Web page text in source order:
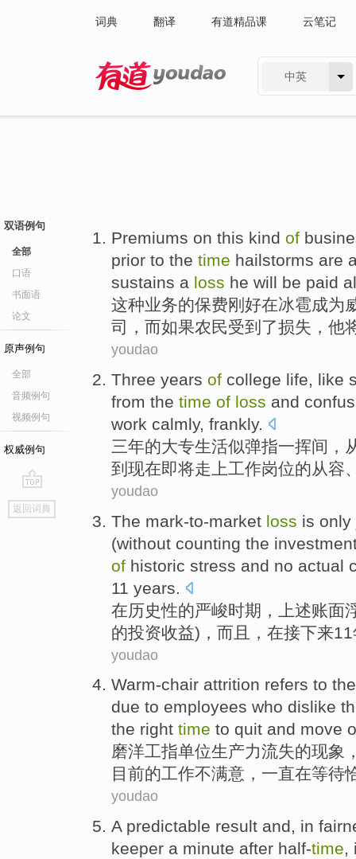
词典 翻译 有道精品课 云笔记
中英
双语例句
全部
口语
书面语
论文
原声例句
全部
音频例句
视频例句
权威例句
go
top
返回词典
Premiums on this kind of
prior to the time hailstorms are
sustains a loss he will be paid
这种业务的保费刚好在冰雹成为
司
， 而如果农民受到 了损失 ， 他
youdao
Three years of college life, like
from the time of loss and
work calmly, frankly.
三年的大专生活似弹指一挥间，
到 现在即将走上工作岗位的从容
youdao
The mark-to-market loss is only
(without counting the
of historic stress and no actual
11 years
在历史性的严峻时期 ， 上述账面
的投资收益)，而且， 在接下来11
youdao
Warm-chair attrition refers to the
due to employees who dislike
the right time to quit and move
磨洋工指单位生产力流失的现象
目前的工作不满意， 一直在等待
youdao
A predictable result and, in
keeper a minute after half-time,